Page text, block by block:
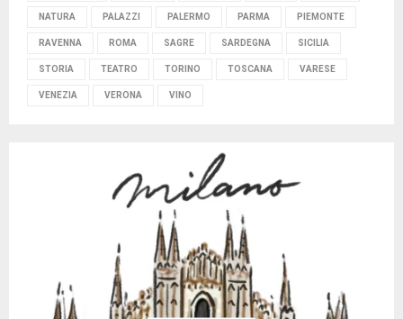
NATURA PALAZZI PALERMO PARMA PIEMONTE
RAVENNA ROMA SAGRE SARDEGNA SICILIA
STORIA TEATRO TORINO TOSCANA VARESE
VENEZIA VERONA VINO